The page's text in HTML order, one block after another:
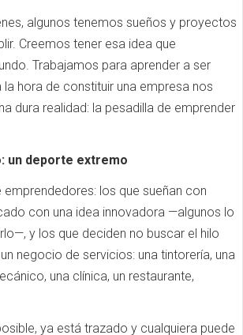
algunos tenemos sueños y proyectos
Creemos tener esa idea que
Trabajamos para aprender a ser
hora de constituir una empresa nos
dura realidad: la pesadilla de emprender
un deporte extremo
los que sueñan con
con una idea innovadora —algunos lo
y los que deciden no buscar el hilo
negocio de servicios: una tintorería, una
una clínica, un restaurante,
ya está trazado y cualquiera puede